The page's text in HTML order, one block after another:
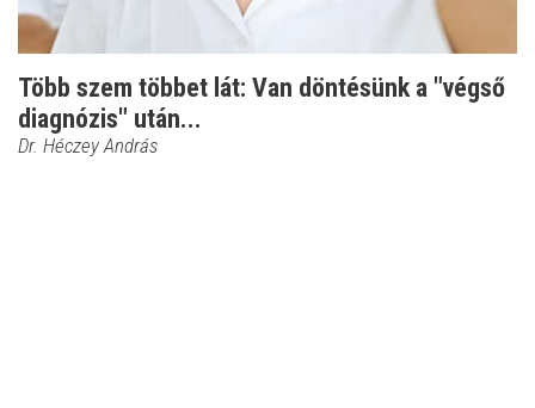
Több szem többet lát: Van döntésünk a "végső
diagnózis" után...
Dr. Héczey András